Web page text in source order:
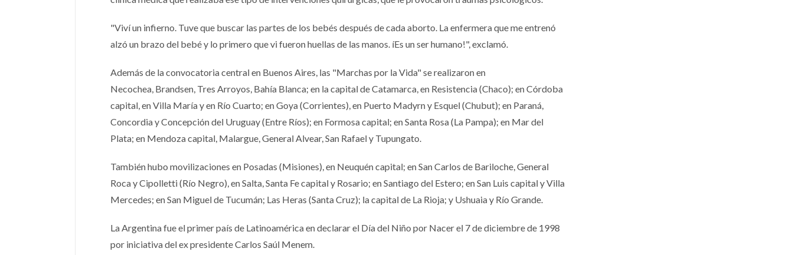
"Viví un infierno. Tuve que buscar las partes de los bebés después de cada aborto. La enfermera que me entrenó
alzó un brazo del bebé y lo primero que vi fueron huellas de las manos. íEs un ser humano!", exclamó.
Además de la convocatoria central en Buenos Aires, las "Marchas por la Vida" se realizaron en
Necochea, Brandsen, Tres Arroyos, Bahía Blanca; en la capital de Catamarca, en Resistencia (Chaco); en Córdoba
capital, en Villa María y en Río Cuarto; en Goya (Corrientes), en Puerto Madyrn y Esquel (Chubut); en Paraná,
Concordia y Concepción del Uruguay (Entre Ríos); en Formosa capital; en Santa Rosa (La Pampa); en Mar del
Plata; en Mendoza capital, Malargue, General Alvear, San Rafael y Tupungato.
También hubo movilizaciones en Posadas (Misiones), en Neuquén capital; en San Carlos de Bariloche, General
Roca y Cipolletti (Río Negro), en Salta, Santa Fe capital y Rosario; en Santiago del Estero; en San Luis capital y Villa
Mercedes; en San Miguel de Tucumán; Las Heras (Santa Cruz); la capital de La Rioja; y Ushuaia y Río Grande.
La Argentina fue el primer país de Latinoamérica en declarar el Día del Niño por Nacer el 7 de diciembre de 1998
por iniciativa del ex presidente Carlos Saúl Menem.